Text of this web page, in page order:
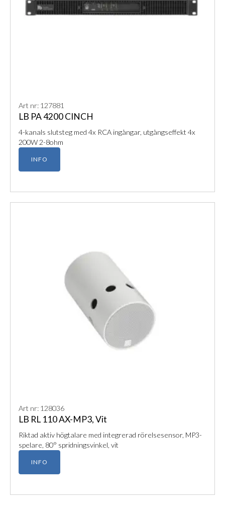
Art nr: 127881
LB PA 4200 CINCH
4-kanals slutsteg med 4x RCA ingångar, utgångseffekt 4x
200W 2-8ohm
INFO
Art nr: 128036
LB RL 110 AX-MP3, Vit
Riktad aktiv högtalare med integrerad rörelsesensor, MP3-
spelare, 80° spridningsvinkel, vit
INFO